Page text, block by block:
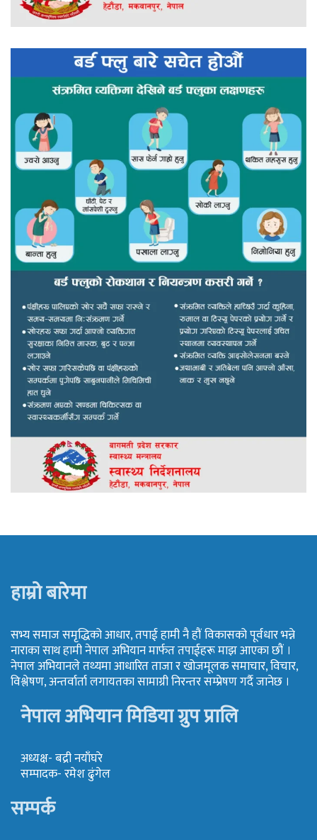
हाम्रो बारेमा
सभ्य समाज समृद्धिको आधार, तपाई हामी नै हौं विकासको पूर्वधार भन्ने
नाराका साथ हामी नेपाल अभियान मार्फत तपाईहरू माझ आएका छौं ।
नेपाल अभियानले तथ्यमा आधारित ताजा र खोजमूलक समाचार, विचार,
विश्लेषण, अन्तर्वार्ता लगायतका सामाग्री निरन्तर सम्प्रेषण गर्दै जानेछ ।
नेपाल अभियान मिडिया ग्रुप प्रालि
अध्यक्ष- बद्री नयाँघरे
सम्पादक- रमेश ढुंगेल
सम्पर्क